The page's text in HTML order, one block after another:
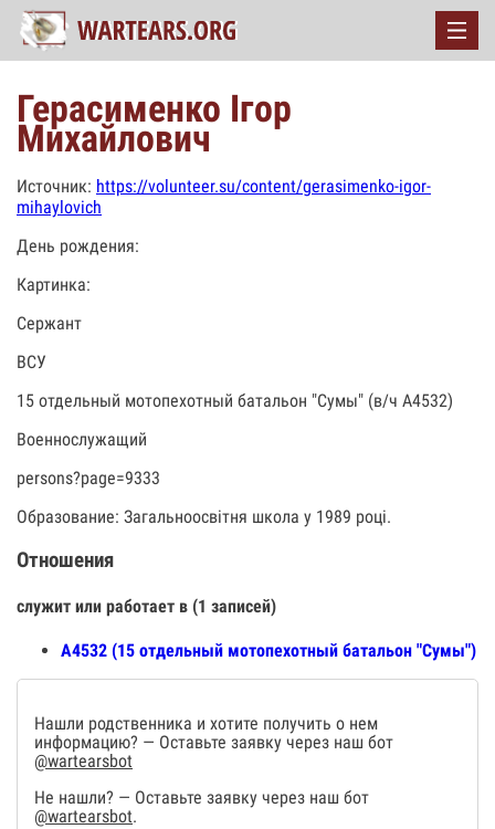
Герасименко Ігор
Михайлович
Источник: https://volunteer.su/content/gerasimenko-igor-
mihaylovich
День рождения:
Картинка:
Сержант
ВСУ
15 отдельный мотопехотный батальон "Сумы" (в/ч А4532)
Военнослужащий
persons?page=9333
Образование: Загальноосвітня школа у 1989 році.
Отношения
служит или работает в (1 записей)
А4532 (15 отдельный мотопехотный батальон "Сумы")
Нашли родственника и хотите получить о нем
информацию? — Оставьте заявку через наш бот
@wartearsbot
Не нашли? — Оставьте заявку через наш бот
@wartearsbot.